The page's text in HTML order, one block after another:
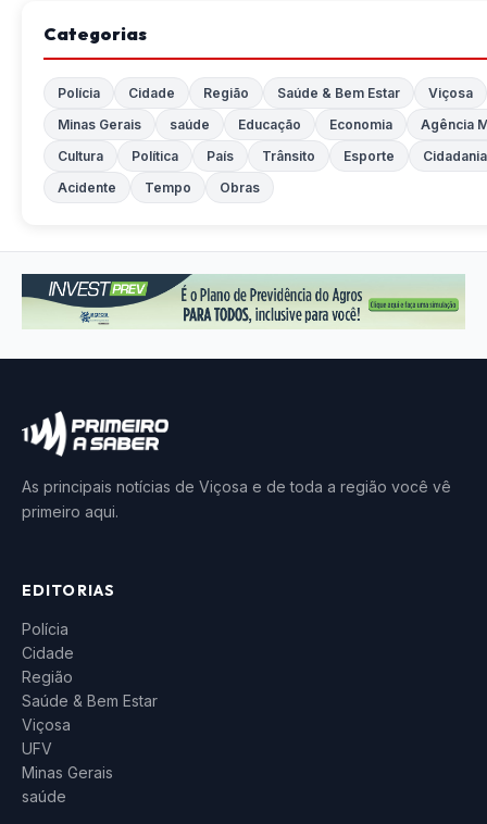
Categorias
Polícia Cidade Região Saúde & Bem Estar
Viçosa
Minas Gerais
saúde Educação Economia
Agência
Cultura
Política País Trânsito Esporte
Cidadania
Acidente
Tempo Obras
As principais notícias de Viçosa e de toda a região você vê
primeiro aqui.
EDITORIAS
Polícia
Cidade
Região
Saúde & Bem Estar
Viçosa
UFV
Minas Gerais
saúde